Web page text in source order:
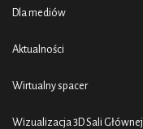
Dla mediów
Aktualności
Wirtualny spacer
Wizualizacja 3D Sali Głównej